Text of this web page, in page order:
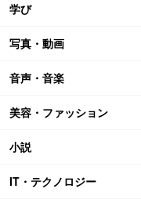
学び
写真・動画
音声・音楽
美容・ファッション
小説
IT・テクノロジー